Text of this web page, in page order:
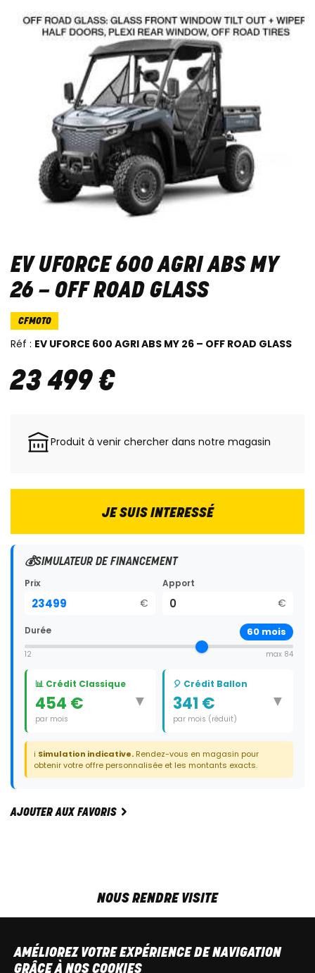
EV UFORCE 600 AGRI ABS MY
26 – OFF ROAD GLASS
CFMOTO
Réf : EV UFORCE 600 AGRI ABS MY 26 – OFF ROAD GLASS
23 499€
Produit à venir chercher dans notre magasin
JE SUIS INTERESSÉ
💰SIMULATEUR DE FINANCEMENT
Prix
€
Apport
€
Durée 60 mois
12 max 84
📊 Crédit Classique
454 €
par mois
▼
Durée: 60 mois
🎈 Crédit Ballon
341 €
par mois (réduit)
▼
Durée:
59 mois
Dernier paiement: 8 225 €
ℹ️ Simulation indicative. Rendez-vous en magasin pour
obtenir votre offre personnalisée et les montants exacts.
AJOUTER AUX FAVORIS
NOUS RENDRE VISITE
SAM9h00 - 13h30
T+32 64 700 970
AMÉLIOREZ VOTRE EXPÉRIENCE DE NAVIGATION
GRÂCE À NOS COOKIES